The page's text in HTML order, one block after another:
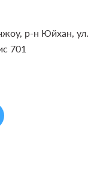
р-н Юйхан, ул.
701